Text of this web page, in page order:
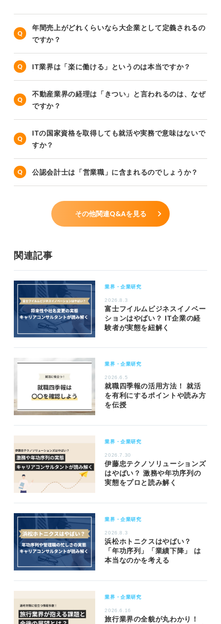
年間売上がどれくらいなら大企業として定義されるの
ですか？
IT業界は「楽に働ける」というのは本当ですか？
不動産業界の経理は「きつい」と言われるのは、なぜ
ですか？
ITの国家資格を取得しても就活や実務で意味はないで
すか？
公認会計士は「営業職」に含まれるのでしょうか？
その他関連Q&Aを見る
関連記事
業界・企業研究
2026.8.3
富士フイルムビジネスイノベー
ションはやばい？ IT企業の経
験者が実態を紐解く
業界・企業研究
2026.6.5
就職四季報の活用方法！ 就活
を有利にするポイントや読み方
を伝授
業界・企業研究
2026.7.30
伊藤忠テクノソリューションズ
はやばい？ 激務や年功序列の
実態をプロと読み解く
業界・企業研究
2026.8.3
浜松ホトニクスはやばい？
「年功序列」「業績下降」 は
本当なのかを考える
業界・企業研究
2026.6.16
旅行業界の全貌が丸わかり！